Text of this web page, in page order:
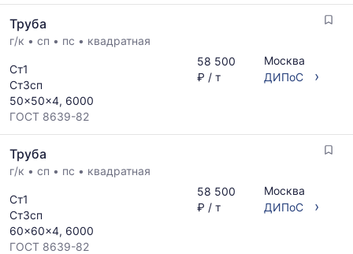
Труба
г/к • сп • пс • квадратная
Ст1
Ст3сп
50x50x4, 6000
ГОСТ 8639-82
58 500
₽ / т
Москва
ДИПоС
›
Труба
г/к • сп • пс • квадратная
Ст1
Ст3сп
60x60x4, 6000
ГОСТ 8639-82
58 500
₽ / т
Москва
ДИПоС
›